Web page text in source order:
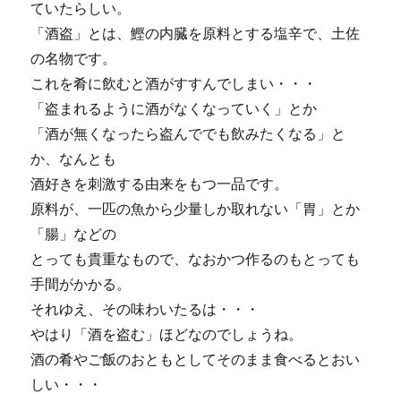
ていたらしい。
「酒盗」とは、鰹の内臓を原料とする塩辛で、土佐
の名物です。
これを肴に飲むと酒がすすんでしまい・・・
「盗まれるように酒がなくなっていく」とか
「酒が無くなったら盗んででも飲みたくなる」と
か、なんとも
酒好きを刺激する由来をもつ一品です。
原料が、一匹の魚から少量しか取れない「胃」とか
「腸」などの
とっても貴重なもので、なおかつ作るのもとっても
手間がかかる。
それゆえ、その味わいたるは・・・
やはり「酒を盗む」ほどなのでしょうね。
酒の肴やご飯のおともとしてそのまま食べるとおい
しい・・・